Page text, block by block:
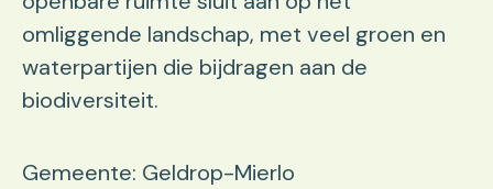
omliggende landschap, met veel groen en
waterpartijen die bijdragen aan de
biodiversiteit.
Gemeente: Geldrop-Mierlo